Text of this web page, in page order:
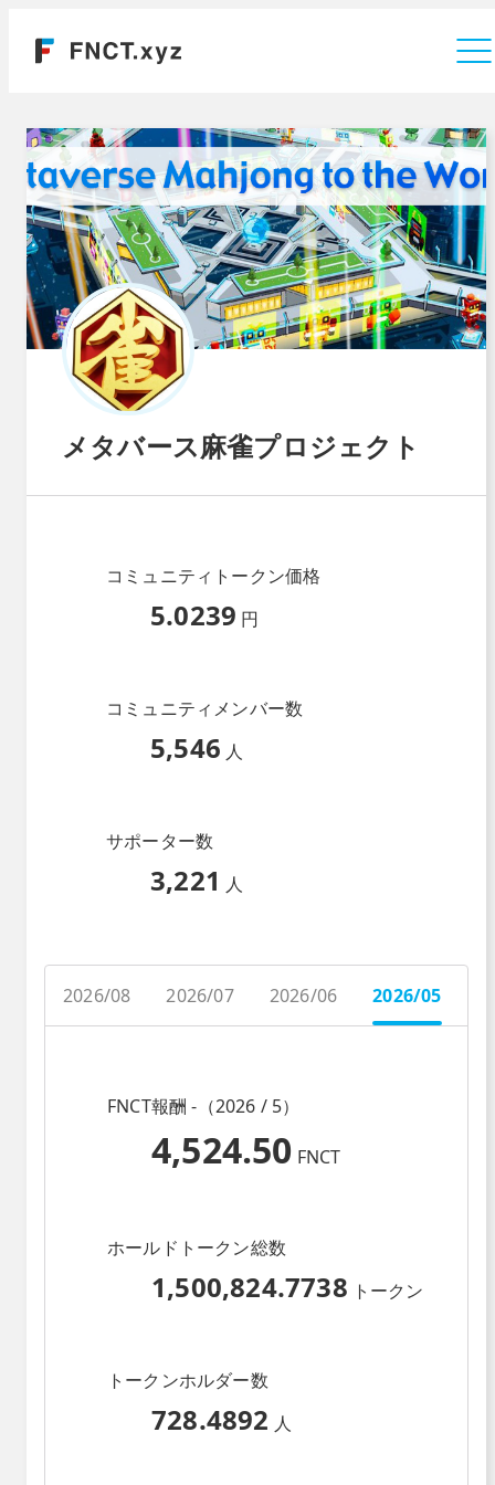
メタバース麻雀プロジェクト
コミュニティトークン価格
5.0239 円
コミュニティメンバー数
5,546 人
サポーター数
3,221 人
2026/08 2026/07 2026/06 2026/05
FNCT報酬 -（2026 / 5）
4,524.50 FNCT
ホールドトークン総数
1,500,824.7738 トークン
トークンホルダー数
728.4892 人